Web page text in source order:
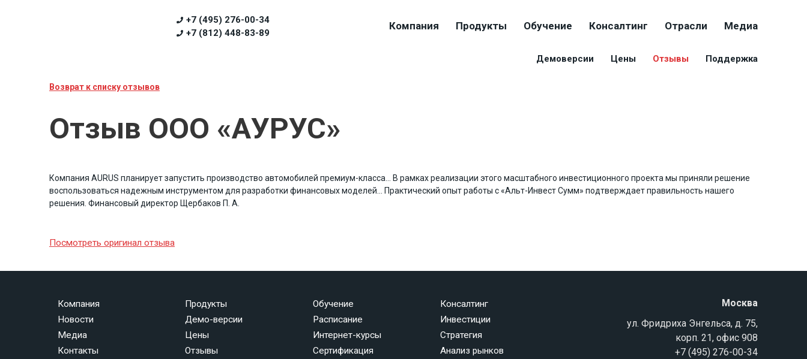
+7 (495) 276-00-34
+7 (812) 448-83-89
Компания Продукты Обучение Консалтинг Отрасли Медиа
Демоверсии Цены Отзывы Поддержка
Возврат к списку отзывов
Отзыв ООО «АУРУС»
Компания AURUS планирует запустить производство автомобилей премиум-класса… В рамках реализации этого масштабного инвестиционного проекта мы приняли решение
воспользоваться надежным инструментом для разработки финансовых моделей… Практический опыт работы с «Альт-Инвест Сумм» подтверждает правильность нашего
решения. Финансовый директор Щербаков П. А.
Посмотреть оригинал отзыва
Компания
Новости
Медиа
Контакты
Продукты
Демо-версии
Цены
Отзывы
Обучение
Расписание
Интернет-курсы
Сертификация
Консалтинг
Инвестиции
Стратегия
Анализ рынков
Москва
ул. Фридриха Энгельса, д. 75,
корп. 21, офис 908
+7 (495) 276-00-34